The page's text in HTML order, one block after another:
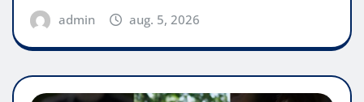
admin aug. 5, 2026